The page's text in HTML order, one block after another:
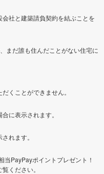
社と建築請負契約を結ぶことを
まだ誰も住んだことがない住宅に
くことができません。
に表示されます。
れます。
当PayPayポイントプレゼント！
覧ください。